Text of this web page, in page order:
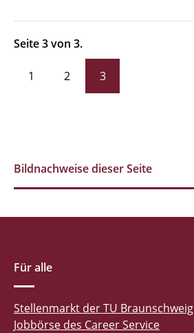
Seite 3 von 3.
1 2 3
Bildnachweise dieser Seite
Für alle
Stellenmarkt der TU Braunschweig
Jobbörse des Career Service